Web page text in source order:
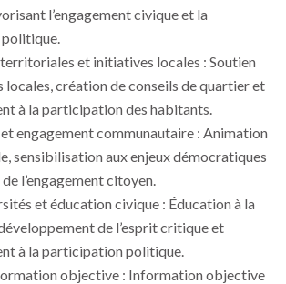
l’engagement civique et la
et initiatives locales : Soutien
locales, création de conseils de quartier et
à la participation des habitants.
engagement communautaire : Animation
sensibilisation aux enjeux démocratiques
l’engagement citoyen.
et éducation civique : Éducation à la
de l’esprit critique et
à la participation politique.
objective : Information objective